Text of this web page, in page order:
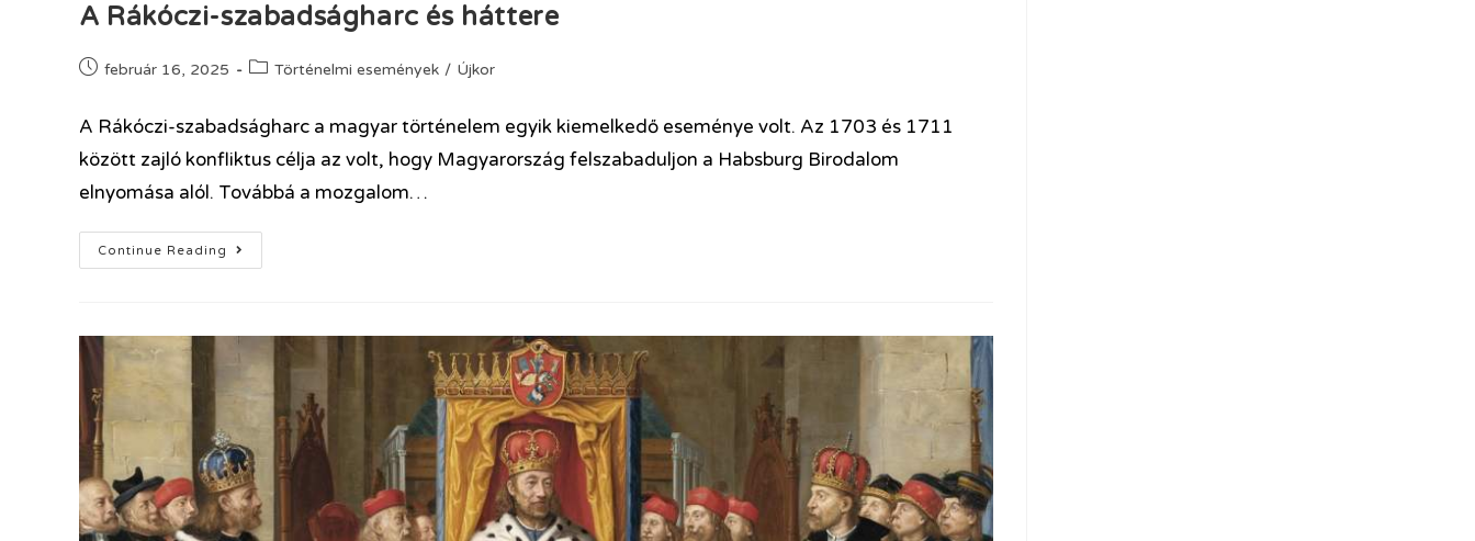
A Rákóczi-szabadságharc és háttere
február 16, 2025 Történelmi események / Újkor
A Rákóczi-szabadságharc a magyar történelem egyik kiemelkedő eseménye volt. Az 1703 és 1711
között zajló konfliktus célja az volt, hogy Magyarország felszabaduljon a Habsburg Birodalom
elnyomása alól. Továbbá a mozgalom…
Continue Reading